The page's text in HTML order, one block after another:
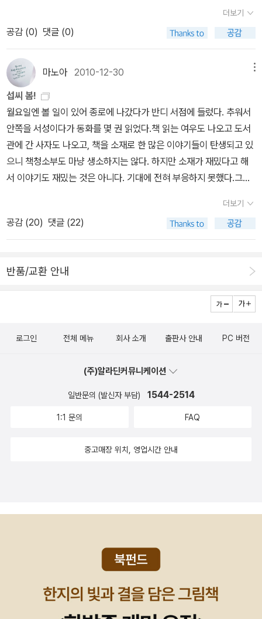
로 내가 알고자 하는 세상의 일부이면서, 동시에 내가 닿을 수 있는 세
계의 경계 같은 것이다. 더 넓고 싶고, 더 깊고 싶지만, 그게 불가능에
가까운 일이라는걸, 나는 안다. 나는, 내가 닿을 수 있는 곳까지 간다.
내 손이 닿는데까지 손을 뻗는다. 제자리에서 2미터 점프는 불가능하
니까. ​​​대학교 때 학교 도서관에서 근로 장학생으로 일했다. 학교 밖의
아르바이트보다 시급이 높았고, 공강 시간을 이용할 수 있는 것도 좋
았다. 3층 간행물실에서 일했는데, 학회지에서 나온 논문집 정리와
서가 정리를 했다. 책을 많이 읽지 않았지만 책을 좋아하는 사람으로
서, 사서에 대해 약간의 환상과 부러운 마음을 가지고 있었는데, 양쪽
에 책이 가득한 북트럭을 세워두고 하루 종일 컴퓨터만 쳐다보며 책
정보를 등록하시던 사서 선생님들의 옆모습을 오랜 시간 보았더니,
더 여유가 있으신듯하다. 처음 대출하는 날, 시간이 없어 빨리 대출해
야 해서 이전에 알고 있던 책들을 골라 대출하게 됐는데, 『신기한 독』
과 제목이 기억나지 않는 어떤 책의 바코드를 스캔하시다가 고개를
도...' ​이번 주에도 아이들 책 9권과 내 책 1권을 대출했다. 다음에 사
보시는 분. 선생님! 저도 선생님의 컬렉션이 너무 마음에 들어요. 그러
지난주에 빌린 책, 이 책 『죽음은 직선이 아니다』 말이에요. 어디에서
의 북펀드 소식도 있던데 여기는 3개의 선택지가 있다. 1. 영장류단
할지는밑에 알라딘 친구/이웃분들의 댓글을 보고 결정하도록 하겠
다. 무라카미하루키의 신작이 어제부터 배송되는 것 같더라. 살까 말
까 기다릴까 그냥살까를 고민하고 있다. 이번에는 어쩐지 모르겠지만
‘평일에도 대형서점에 줄 세우는’ 무라카미 하루키의 신작이라니. 아,
읽고 싶다. 그렇다. 그건 사실이었다. 나는 베스트셀러를 좋아한다. 근
데 정보라 작가의 신작 소식이 있어둘 중의 한 권을 사야 한다면 <정
보라>, 이런생각이 들기는 한다. 나는 줄거리 살짝 읽고도 내가 <저
주토끼>를 못 읽을 사람이라는 걸 알았는데, 이 책 <고통에 관하여>
는 읽을 수 있을 것 같다. 나는 정보라 작가의 책을 한 권도 안 읽었지
수가 없…… 가장최근에 읽은 기사는 바로 이거다.‘저주토끼’ 정보라
작가 “진짜 공포는 이 세상에 있다”(https://www.hani.co.kr/arti/
culture/book/1051164.html)감처라 불리는 베스트셀러419쪽까
쁘게도, 나 역시 읽을 때마다 좋다. 특히 <<딸랑새>> 으하하. 고추
의 한살이로 들여다본 고추밭 생태계 _ 고추 때마침 고추 익는 가을
않아서 좋다. 화자가 고추씨인데 '고추는 이렇게 자란단다~' 하는 것
과 '나는 이렇게 자랐어.' 하는 것은 전혀 다르다. 고백하자면 나는 '생
태 그림책'이란 타이틀을 좋아하지 않는데, 이 책의 부제에 있는 '생태
계'는 책의 내용과도 잘 맞는다고 생각했다. 오늘 10세 남과 이 책을
보고 요앞 텃밭 울타리 밖으로 나온 빨간 고추를 구경했다. 캄펑의
개구쟁이 워낙 유명한 책인데 내가 너무 늦게 보았다; 말레시아 작
가가 자신의 어린시절을 자전적으로 그린 만화다. 기후도 풍습도 다
른 말레시아 얘기인데다, 지금부터 5,60년 전 이야기라 아무래도 좀
순간 응? 하고 이 애들 놀이의 규칙을 진지하게 이해해가며 '오, 재밌
겠다!' 하고 있다. 정답다. 우습다. 세밀하다. 무심하다. 아름답다. 그
런 만화책이다. (혹자는 그림책이라고 하기도.) 푸른 개 7세남 한
처음엔 자연스럽게 익히려니 하고 여유 있던 부모님도 함께 걱정하는
고객이 유난히 이 책을 좋아한다. 어떤 책인가. 암만 부모가 말려도 기
다 마음을 다해 읽어 주고 있다. * 입을 게 없다고 외치며 옷을 샀
남색 꽃무늬 블라우스가 두 벌, 남색 셔츠가 두 벌이다. 비슷한 비중으
독서 시간마다 한 권씩 읽고 있는데 요즘 성과급 회의에 매일 불려다
니느라 리뷰 올릴 시간이 없다.어린이책이라고 해도 리뷰를 쓰려면
적어도 2-3번은 읽어야 하는데....하루빨리 성과급 회의가 마무리 되
고 학년 초 바쁜 일들이 완결되어서리뷰 쓸 여유가 생겼으면 좋겠다.
일단 읽은 책 부터사진을 붙여 본다. 둘 다 재미있었는데 조만간 리뷰
올려야지.저학년 어린이들이 좋아할 만한 내용이다.
더보기
공감 (0) 댓글 (0)
마노아2010-12-30
섭씨 봄!
월요일엔 볼 일이 있어 종로에 나갔다가 반디 서점에 들렀다. 추워서
안쪽을 서성이다가 동화를 몇 권 읽었다.책 읽는 여우도 나오고 도서
관에 간 사자도 나오고, 책을 소재로 한 많은 이야기들이 탄생되고 있
으니 책청소부도 마냥 생소하지는 않다. 하지만 소재가 재밌다고 해
서 이야기도 재밌는 것은 아니다. 기대에 전혀 부응하지 못했다.그림
이야기지만 역시 기대치가 있어서 확 매력을 느끼지는 못했다.밥 한
그릇 뚝딱!은 편식하지 말라는 의미로 만든 책인지... 그래서 추천도서
인지는 모르겠다만, 그림이 너무 징그러웠다. 밥알마다 눈이 있는데
가의 그림은 징그럽지 않고 귀여웠는데 말이다.ㅜ.ㅜ 최인선 작가의
만화가 생각나는 그림체였다. 으...내 토끼가 또 사라졌어!는 '내 토끼
어딨어?'의 후속편인데 전편과 마찬가지로 재미와 감동을 준다. 성숙
음에 들었다. 따뜻한 이야기다.화요일에는저녁 약속이 있었는데 광화
이의 마지막 인생.일랴 레핀의 '맨발의 톨스토이' 그림에서 보았던 톨
스토이와 똑같은 모습의 톨스토이가 화면에 나온다. 어쩐지 반가웠
으로 살려고 했던 인물. 부인과의 마찰은 당연지사다. 자식들도 아버
부인 역을 헬렌 미렌이 했는데 '더 퀸'의 그 고고한 여왕님과는 180도
화 시작부터 끝까지 내내 코를 골며 주무셨다. 아, 난감하여라....저녁
에는 합정으로 넘어가서 나의 야곱을 만났다. 11월에 잠깐 만나 밥만
먹고 헤어졌는데 모처럼 길게 시간을 가질 수 있었다. 예전에는 내가
술을 전혀 먹지 않아서 야곱은 맥주를 마시고 나는 차를 마실 수 있는
더보기
공감 (20) 댓글 (22)
반품/교환 안내
로그인 전체 메뉴 회사 소개 출판사 안내 PC 버전
(주)알라딘커뮤니케이션
일반문의 (발신자 부담) 1544-2514
1:1 문의 FAQ
중고매장 위치, 영업시간 안내